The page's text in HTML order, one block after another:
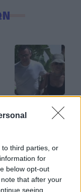
third parties, or
for
below opt-out
that after your
seeing